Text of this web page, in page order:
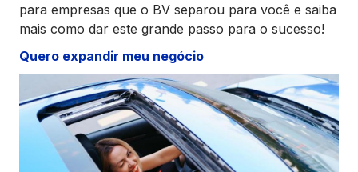
para empresas que o BV separou para você e saiba
mais como dar este grande passo para o sucesso!
Quero expandir meu negócio